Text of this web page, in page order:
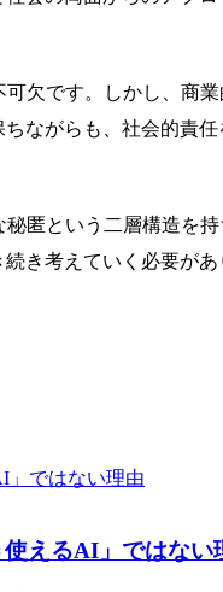
欠です。しかし、商
ながらも、社会的責
匿という二層構造を
き考えていく必要があ
えるAI」ではない